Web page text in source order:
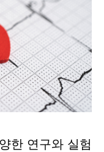
한 연구와 실험